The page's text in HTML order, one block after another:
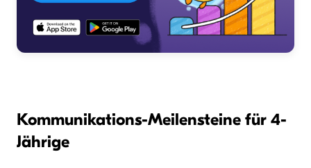
Kommunikations-Meilensteine für 4-
Jährige